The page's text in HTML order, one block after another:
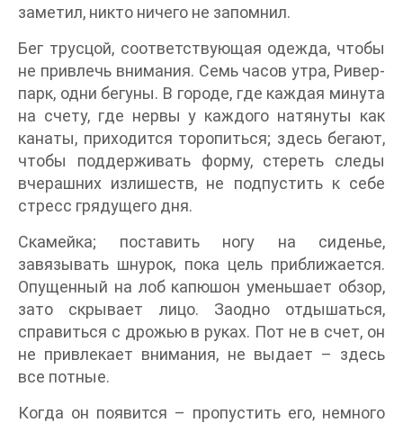
заметил, никто ничего не запомнил.
Бег трусцой, соответствующая одежда, чтобы
не привлечь внимания. Семь часов утра, Ривер-
парк, одни бегуны. В городе, где каждая минута
на счету, где нервы у каждого натянуты как
канаты, приходится торопиться; здесь бегают,
чтобы поддерживать форму, стереть следы
вчерашних излишеств, не подпустить к себе
стресс грядущего дня.
Скамейка; поставить ногу на сиденье,
завязывать шнурок, пока цель приближается.
Опущенный на лоб капюшон уменьшает обзор,
зато скрывает лицо. Заодно отдышаться,
справиться с дрожью в руках. Пот не в счет, он
не привлекает внимания, не выдает – здесь
все потные.
Когда он появится – пропустить его, немного